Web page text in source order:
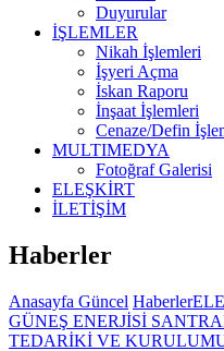
Duyurular
İŞLEMLER
Nikah İşlemleri
İşyeri Açma
İskan Raporu
İnşaat İşlemleri
Cenaze/Defin
MULTIMEDYA
Fotoğraf Galerisi
ELEŞKİRT
İLETİŞİM
Haberler
Anasayfa Güncel Haberler
GÜNEŞ ENERJİSİ
TEDARİKİ VE